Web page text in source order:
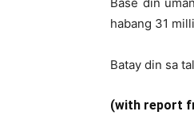
habang 31
Batay din sa
(with report